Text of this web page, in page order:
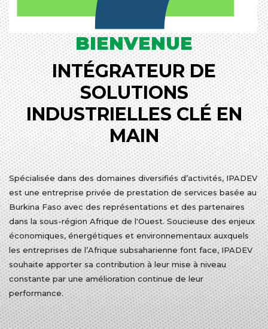
BIENVENUE
INTÉGRATEUR DE
SOLUTIONS
INDUSTRIELLES CLÉ EN
MAIN
Spécialisée dans des domaines diversifiés d’activités, IPADEV
est une entreprise privée de prestation de services basée au
Burkina Faso avec des représentations et des partenaires
dans la sous-région Afrique de l'Ouest. Soucieuse des enjeux
économiques, énergétiques et environnementaux auxquels
les entreprises de l’Afrique subsaharienne font face, IPADEV
souhaite apporter sa contribution à leur mise à niveau
constante par une amélioration continue de leur
performance.